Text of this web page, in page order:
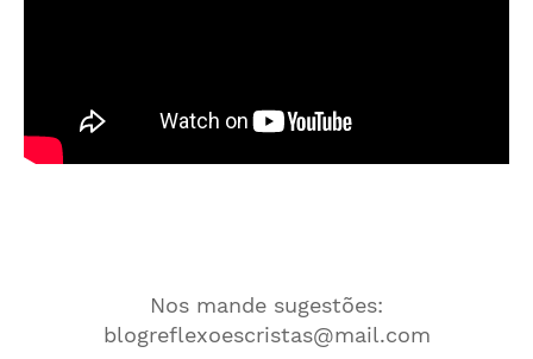
Nos mande sugestões:
blogreflexoescristas@mail.com